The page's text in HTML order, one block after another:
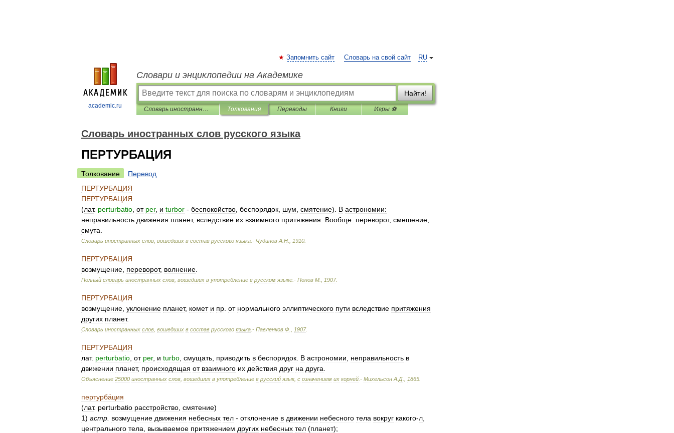
academic.ru
RU
Запомнить сайт Словарь на свой сайт
Словари и энциклопедии на Академике
Найти!
Словарь иностранных слов русского языка Толкования Переводы Книги Игры ⚽
Словарь иностранных слов русского языка
ПЕРТУРБАЦИЯ
Толкование
Перевод
ПЕРТУРБАЦИЯ
ПЕРТУРБАЦИЯ
(лат. perturbatio от per, и turbor - беспокойство беспорядок шум смятение). В астрономии:
неправильность движения планет, вследствие их взаимного притяжения Вообще: переворот, смешение
смута
Словарь иностранных слов вошедших в состав русского языка .- Чудинов А Н 1910
ПЕРТУРБАЦИЯ
возмущение переворот, волнение
Полный словарь иностранных слов вошедших в употребление в русском языке .- Попов М 1907.
ПЕРТУРБАЦИЯ
возмущение уклонение планет, комет и пр от нормального эллиптического пути вследствие притяжения
других планет.
Словарь иностранных слов вошедших в состав русского языка .- Павленков Ф 1907.
ПЕРТУРБАЦИЯ
лат. perturbatio от per, и turbo смущать приводить в беспорядок В астрономии неправильность в
движении планет, происходящая от взаимного их действия друг на друга
Объяснение 25000 иностранных слов вошедших в употребление в русский язык, с означением их корней .- Михельсон А Д 1865
пертурба́ция
(лат. perturbatio расстройство смятение)
1) астр возмущение движения небесных тел - отклонение в движении небесного тела вокруг какого-л
центрального тела вызываемое притяжением других небесных тел (планет);